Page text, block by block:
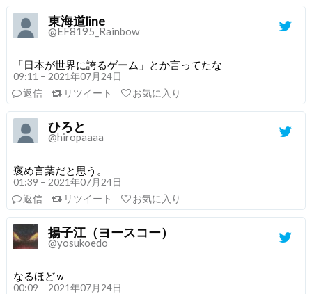
東海道line
@EF8195_Rainbow
「日本が世界に誇るゲーム」とか言ってたな
09:11 – 2021年07月24日
返信
リツイート お気に入り
ひろと
@hiropaaaa
褒め言葉だと思う。
01:39 – 2021年07月24日
返信
リツイート お気に入り
揚子江（ヨースコー）
@yosukoedo
なるほどｗ
00:09 – 2021年07月24日